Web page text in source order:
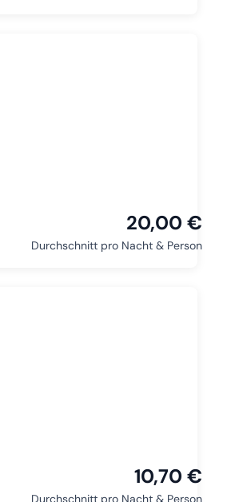
20,00 €
Durchschnitt pro Nacht & Person
10,70 €
Durchschnitt pro Nacht & Person